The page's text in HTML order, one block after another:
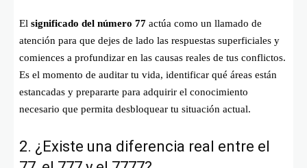
El significado del número 77 actúa como un llamado de
atención para que dejes de lado las respuestas superficiales y
comiences a profundizar en las causas reales de tus conflictos.
Es el momento de auditar tu vida, identificar qué áreas están
estancadas y prepararte para adquirir el conocimiento
necesario que permita desbloquear tu situación actual.
2. ¿Existe una diferencia real entre el